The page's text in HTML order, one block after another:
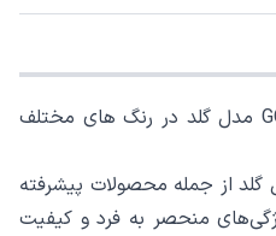
ریسه وایرلس پرتو درخشان GCC مدل گلد در رنگ های مختلف
از جمله محصولات پیشرفته
منحصر به فرد و کیفیت